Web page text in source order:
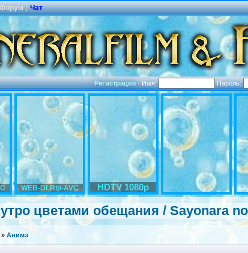
Форум | Чат
Регистрация·Имя: Пароль:
WEB-DLRip-AVC HDTV 1080p
цветами обещания / Sayonara
» Анимэ